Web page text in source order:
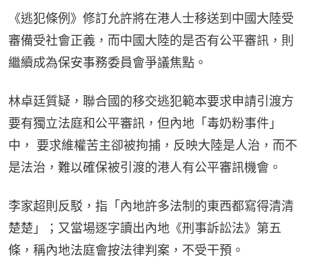
《逃犯條例》修訂允許將在港人士移送到中國大陸受
審備受社會正義，而中國大陸的是否有公平審訊，則
繼續成為保安事務委員會爭議焦點。
林卓廷質疑，聯合國的移交逃犯範本要求申請引渡方
要有獨立法庭和公平審訊，但內地「毒奶粉事件」
中， 要求維權苦主卻被拘捕，反映大陸是人治，而不
是法治，難以確保被引渡的港人有公平審訊機會。
李家超則反駁，指「內地許多法制的東西都寫得清清
楚楚」；又當場逐字讀出內地《刑事訴訟法》第五
條，稱內地法庭會按法律判案，不受干預。